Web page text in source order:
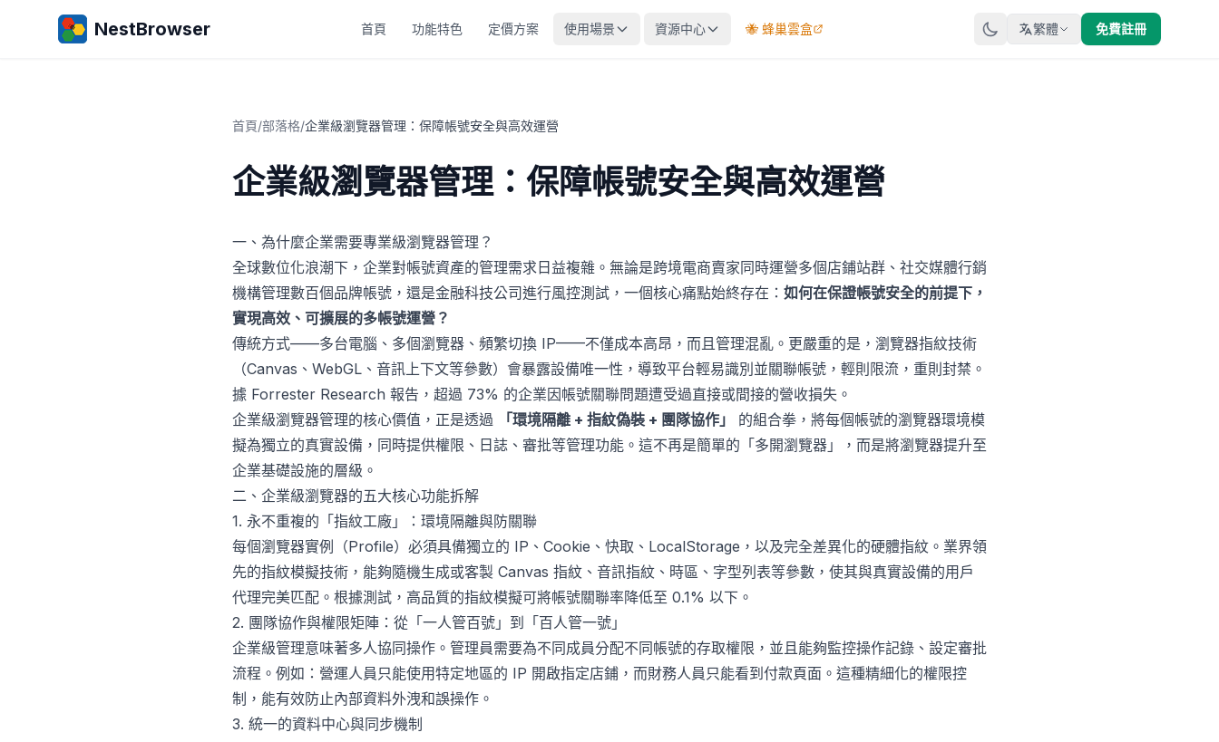
NestBrowser 首頁 功能特色 定價方案 使用場景 資源中心 🐝 蜂巢雲盒 繁體 免費註冊
首頁/部落格/企業級瀏覽器管理：保障帳號安全與高效運營
企業級瀏覽器管理：保障帳號安全與高效運營
一、為什麼企業需要專業級瀏覽器管理？
全球數位化浪潮下，企業對帳號資產的管理需求日益複雜。無論是跨境電商賣家同時運營多個店鋪站群、社交媒體行銷
機構管理數百個品牌帳號，還是金融科技公司進行風控測試，一個核心痛點始終存在： 如何在保證帳號安全的前提下，
實現高效、可擴展的多帳號運營？
傳統方式——多台電腦、多個瀏覽器、頻繁切換 IP——不僅成本高昂，而且管理混亂。更嚴重的是，瀏覽器指紋技術
（Canvas、WebGL、音訊上下文等參數）會暴露設備唯一性，導致平台輕易識別並關聯帳號，輕則限流，重則封禁。
據 Forrester Research 報告，超過 73% 的企業因帳號關聯問題遭受過直接或間接的營收損失。
企業級瀏覽器管理的核心價值，正是透過
「環境隔離 + 指紋偽裝 + 團隊協作」
的組合拳，將每個帳號的瀏覽器環境模
擬為獨立的真實設備，同時提供權限、日誌、審批等管理功能。這不再是簡單的「多開瀏覽器」，而是將瀏覽器提升至
企業基礎設施的層級。
二、企業級瀏覽器的五大核心功能拆解
1. 永不重複的「指紋工廠」：環境隔離與防關聯
每個瀏覽器實例（Profile）必須具備獨立的 IP、Cookie、快取、LocalStorage，以及完全差異化的硬體指紋。業界領
先的指紋模擬技術，能夠隨機生成或客製 Canvas 指紋、音訊指紋、時區、字型列表等參數，使其與真實設備的用戶
代理完美匹配。根據測試，高品質的指紋模擬可將帳號關聯率降低至 0.1% 以下。
2. 團隊協作與權限矩陣：從「一人管百號」到「百人管一號」
企業級管理意味著多人協同操作。管理員需要為不同成員分配不同帳號的存取權限，並且能夠監控操作記錄、設定審批
流程。例如：營運人員只能使用特定地區的 IP 開啟指定店鋪，而財務人員只能看到付款頁面。這種精細化的權限控
制，能有效防止內部資料外洩和誤操作。
3. 統一的資料中心與同步機制